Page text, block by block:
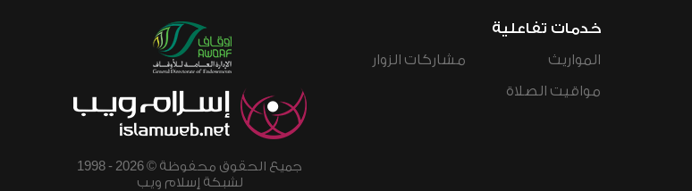
خدمات تفاعلية
المواريث
مواقيت الصلاة
مشاركات الزوار
جميع الحقوق محفوظة © 2026 - 1998
لشبكة إسلام ويب